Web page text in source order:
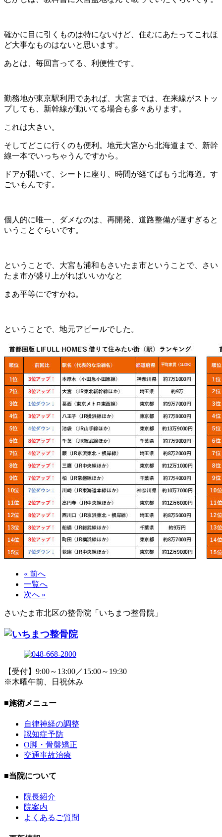
確かに目に引くものは特にないけど、住むにあたってこれほ
ど大事なものはないと思います。
あとは、毎回言ってる、利便性です。
勤務地が東京駅利用であれば、大宮までは、在来線がストッ
プしても、新幹線が動いてる場合も多々あります。
これは大きい。
そしてどこに行くのも便利。地元大宮から北海道まで、新幹
線一本でいっちゃうんですから。
ドアが開いて、シートに座り、時間が経てばもう北海道。す
ごいもんです。
個人的に唯一、ダメなのは、再開発、道路整備が遅すぎると
いうことぐらいです。
ということで、大宮も浦和もさいたま市ということで、さい
たま市が盛り上がればいいかなと
まあ平等にですかね。
ということで、地元アピールでした。
« 前へ
一覧へ
次へ »
さいたま市北区の整骨院「いちまつ整骨院」
【受付】9:00～13:00／15:00～19:30
※木曜午前、日祝休み
■施術メニュー
自律神経の調整
認知症予防
O脚・骨盤矯正
交通事故治療
■当院について
院長紹介
院案内
よくあるご質問